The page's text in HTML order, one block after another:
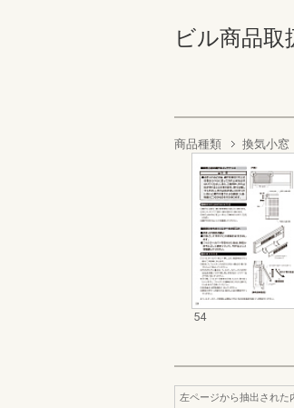
ビル商品取
商品種類 換気小窓
54
左ページから抽出された